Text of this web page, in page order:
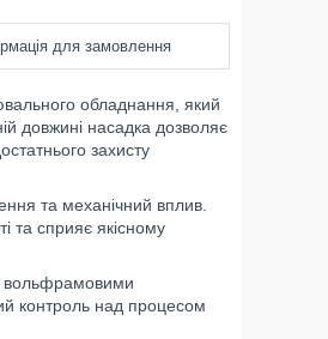
для замовлення
обладнання, який
довжині насадка дозволяє
захисту
та механічний вплив.
та сприяє якісному
вольфрамовими
контроль над процесом